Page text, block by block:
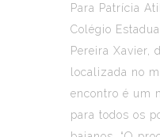
Para Patrícia
Colégio
Pereira Xavier,
localizada no
encontro é um
para todos os